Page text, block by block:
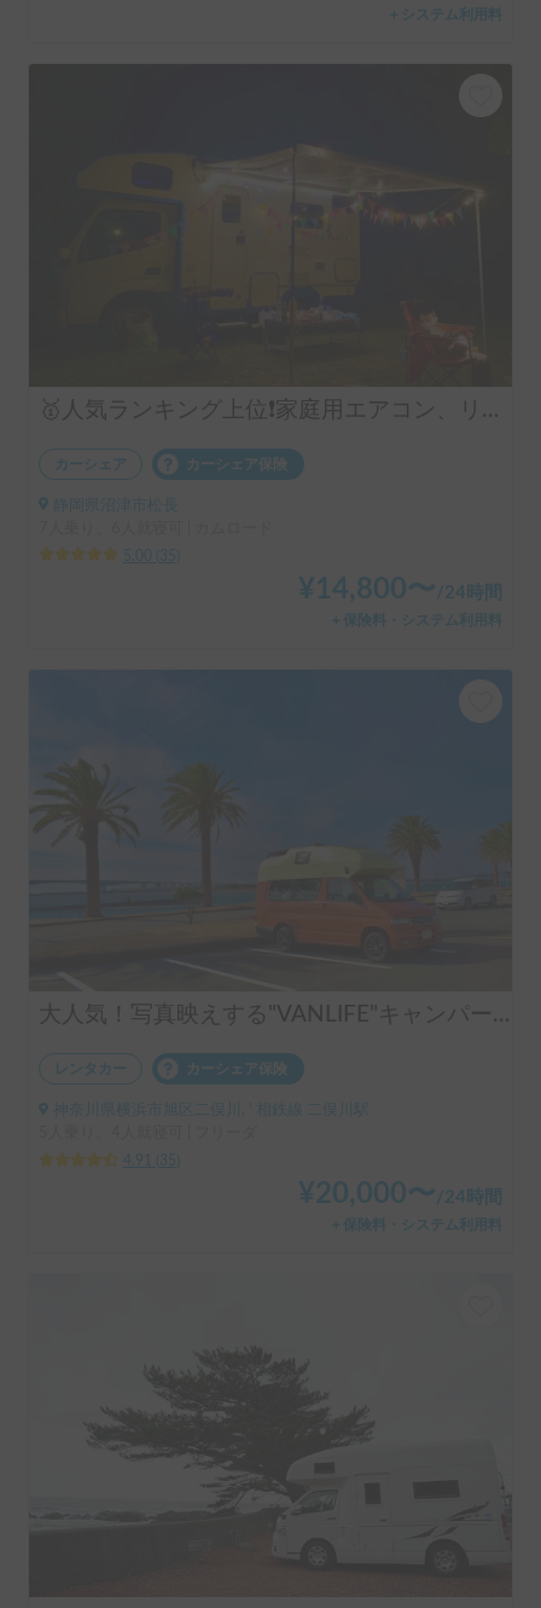
＋システム利用料
🥇人気ランキング上位❗️家庭用エアコン、リチウムバッテリー、キッチン設備有り！事前見学ok!フル装備のキャンピングカー‼️
カーシェア カーシェア保険
5.00
35
¥ 14,800〜 /24時間
＋保険料・システム利用料
大人気！写真映えする"VANLIFE"キャンパー「モビゴン」🍊
レンタカー カーシェア保険
神奈川県横浜市旭区二俣川, ' 相鉄線 二俣川駅
4.91
35
¥20,000〜/24時間
＋保険料・システム利用料